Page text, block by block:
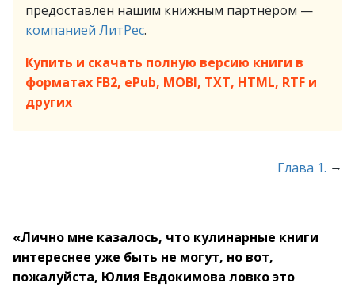
предоставлен нашим книжным партнёром —
компанией ЛитРес.
Купить и скачать полную версию книги в
форматах FB2, ePub, MOBI, TXT, HTML, RTF и
других
Глава 1. →
«Лично мне казалось, что кулинарные книги
интереснее уже быть не могут, но вот,
пожалуйста, Юлия Евдокимова ловко это